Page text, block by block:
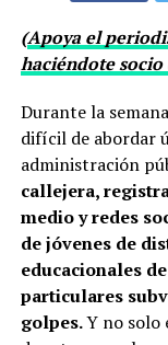
(Apoya el
haciéndote socio
Durante la
difícil de abordar
administración
callejera,
medio y redes
de jóvenes de
educacionales
particulares
golpes.Y no solo